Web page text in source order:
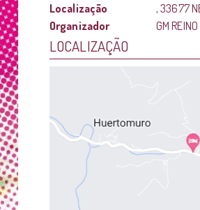
Localização
, 33677
Organizador
GM
LOCALIZAÇÃO